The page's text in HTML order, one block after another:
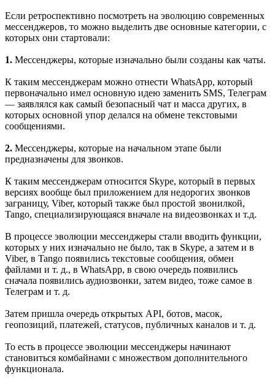
Если ретроспективно посмотреть на эволюцию современных
мессенджеров, то можно выделить две основные категории, с
которых они стартовали:
1. Мессенджеры, которые изначально были созданы как чаты.
К таким мессенджерам можно отнести WhatsApp, который
первоначально имел основную идею заменить SMS, Телеграм
— заявлялся как самый безопасный чат и масса других, в
которых основной упор делался на обмене текстовыми
сообщениями.
2. Мессенджеры, которые на начальном этапе были
предназначены для звонков.
К таким мессенджерам относится Skype, который в первых
версиях вообще был приложением для недорогих звонков
заграницу, Viber, который также был простой звонилкой,
Tango, специализирующаяся вначале на видеозвонках и т.д.
В процессе эволюции мессенджеры стали вводить функции,
которых у них изначально не было, так в Skype, а затем и в
Viber, в Tango появились текстовые сообщения, обмен
файлами и т. д., в WhatsApp, в свою очередь появились
сначала появились аудиозвонки, затем видео, тоже самое в
Телеграм и т. д.
Затем пришла очередь открытых API, ботов, масок,
геопозиций, платежей, статусов, публичных каналов и т. д.
То есть в процессе эволюции мессенджеры начинают
становиться комбайнами с множеством дополнительного
функционала.